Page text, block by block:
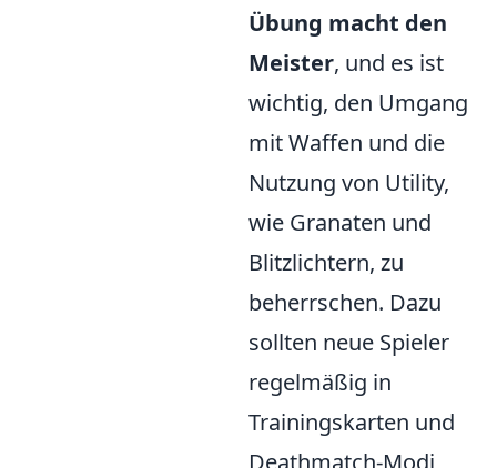
Übung macht den
Meister, und es ist
wichtig, den Umgang
mit Waffen und die
Nutzung von Utility,
wie Granaten und
Blitzlichtern, zu
beherrschen. Dazu
sollten neue Spieler
regelmäßig in
Trainingskarten und
Deathmatch-Modi